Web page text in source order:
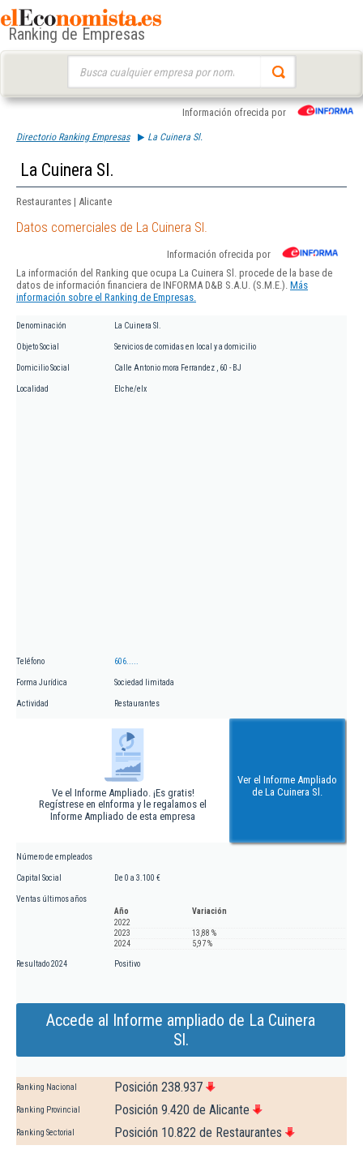
Ranking de Empresas
Información ofrecida por
Directorio Ranking Empresas La Cuinera Sl.
La Cuinera Sl.
Restaurantes | Alicante
Datos comerciales de La Cuinera Sl.
Información ofrecida por
La información del Ranking que ocupa La Cuinera Sl. procede de la base de
datos de información financiera de INFORMA D&B S.A.U. (S.M.E.). Más
información sobre el Ranking de Empresas.
Denominación La Cuinera Sl.
Objeto Social Servicios de comidas en local y a domicilio
Domicilio Social Calle Antonio mora Ferrandez , 60 - BJ
Localidad Elche/elx
Teléfono 606.....
Forma Jurídica Sociedad limitada
Actividad Restaurantes
Ve el Informe Ampliado. ¡Es gratis!
Regístrese en eInforma y le regalamos el
Informe Ampliado de esta empresa
Ver el Informe Ampliado
de La Cuinera Sl.
Número de empleados
Capital Social De 0 a 3.100 €
Ventas últimos años
Año
Variación
2022
2023
13,88 %
2024
5,97 %
Resultado 2024 Positivo
Accede al Informe ampliado de La Cuinera
Sl.
Ranking Nacional Posición 238.937
Ranking Provincial Posición 9.420 de Alicante
Ranking Sectorial Posición 10.822 de Restaurantes